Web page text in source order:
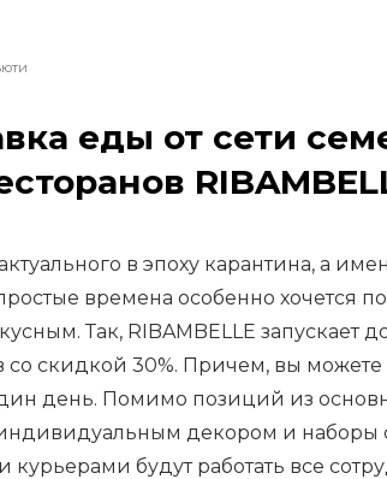
еды от сети
в эпоху карантина, а
времена особенно хочется
Так, RIBAMBELLE запускает
со скидкой 30%. Причем, вы можете
день. Помимо позиций из
декором и наборы
курьерами будут работать все